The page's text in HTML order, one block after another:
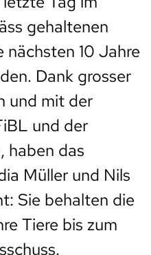
gehaltenen
nächsten 10 Jahre
Dank grosser
und mit der
und der
haben das
Müller und Nils
Sie behalten die
Tiere bis zum